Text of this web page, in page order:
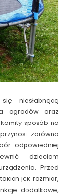
niesłabnącą
ogrodów oraz
sposób na
zarówno
odpowiedniej
dzieciom
Przed
jak rozmiar,
dodatkowe,